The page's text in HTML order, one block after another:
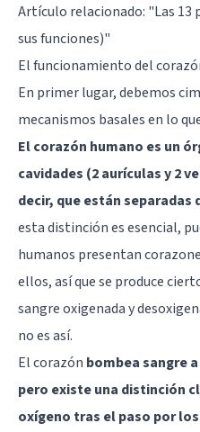
Artículo relacionado: "Las 13
sus funciones)"
El funcionamiento del
En primer lugar, debemos
mecanismos basales en lo
El corazón humano es un
cavidades (2 aurículas y 2
decir, que están
esta distinción es esencial,
humanos presentan
ellos, así que se produce
sangre oxigenada y
no es así.
El corazón bombea sangre
pero existe una distinción
oxígeno tras el paso por